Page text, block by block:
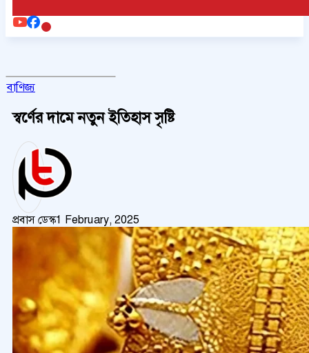
বাণিজ্য
স্বর্ণের দামে নতুন ইতিহাস সৃষ্টি
প্রবাস ডেস্ক1 February, 2025